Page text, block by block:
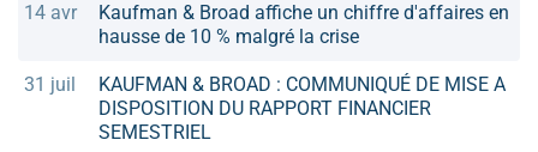
14 avr
Kaufman & Broad affiche un chiffre d'affaires en
hausse de 10 % malgré la crise
31 juil
KAUFMAN & BROAD : COMMUNIQUÉ DE MISE A
DISPOSITION DU RAPPORT FINANCIER
SEMESTRIEL